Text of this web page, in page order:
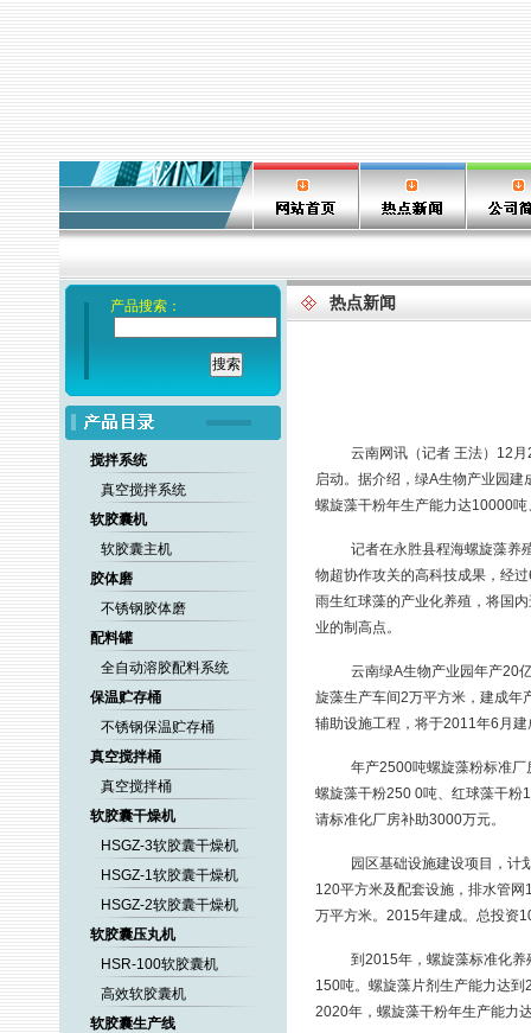
产品搜索：
搅拌系统
真空搅拌系统
软胶囊机
软胶囊主机
胶体磨
不锈钢胶体磨
配料罐
全自动溶胶配料系统
保温贮存桶
不锈钢保温贮存桶
真空搅拌桶
真空搅拌桶
软胶囊干燥机
HSGZ-3软胶囊干燥机
HSGZ-1软胶囊干燥机
HSGZ-2软胶囊干燥机
软胶囊压丸机
HSR-100软胶囊机
高效软胶囊机
软胶囊生产线
热点新闻
云南网讯（记者 王法）12
启动。据介绍，绿A生物产业园
螺旋藻干粉年生产能力达10000
记者在永胜县程海螺旋藻养
物超协作攻关的高科技成果，经
雨生红球藻的产业化养殖，将国
业的制高点。
云南绿A生物产业园年产20
旋藻生产车间2万平方米，建成年
辅助设施工程，将于2011年6月
年产2500吨螺旋藻粉标准
螺旋藻干粉250 0吨、红球藻干
请标准化厂房补助3000万元。
园区基础设施建设项目，
120平方米及配套设施，排水管
万平方米。2015年建成。总投资
到2015年，螺旋藻标准化
150吨。螺旋藻片剂生产能力达
2020年，螺旋藻干粉年生产能力